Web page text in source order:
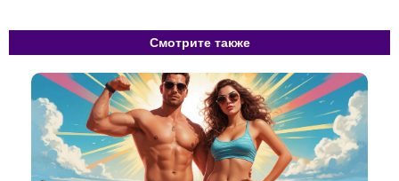
Смотрите также